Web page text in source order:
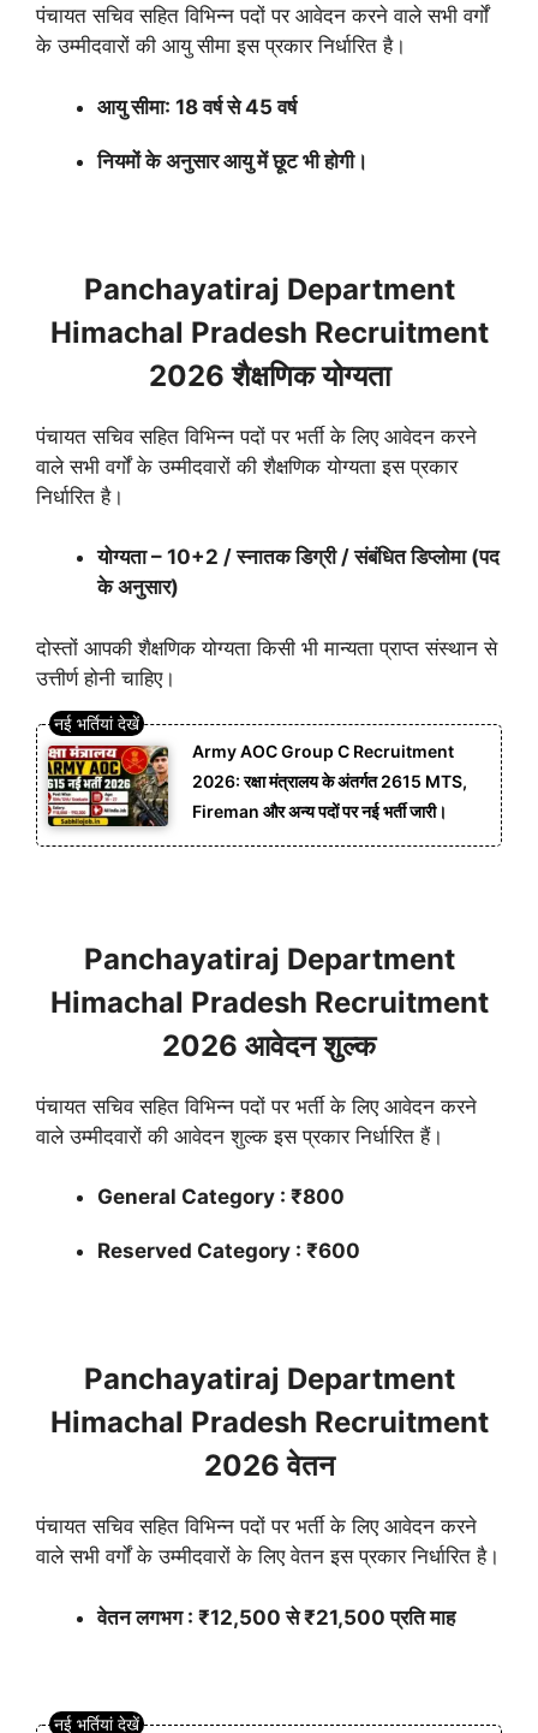
पंचायत सचिव सहित विभिन्न पदों पर आवेदन करने वाले सभी वर्गों
के उम्मीदवारों की आयु सीमा इस प्रकार निर्धारित है।
आयु सीमा: 18 वर्ष से 45 वर्ष
नियमों के अनुसार आयु में छूट भी होगी।
Panchayatiraj Department
Himachal Pradesh Recruitment
2026 शैक्षणिक योग्यता
पंचायत सचिव सहित विभिन्न पदों पर भर्ती के लिए आवेदन करने
वाले सभी वर्गों के उम्मीदवारों की शैक्षणिक योग्यता इस प्रकार
निर्धारित है।
योग्यता – 10+2 / स्नातक डिग्री / संबंधित डिप्लोमा (पद
के अनुसार)
दोस्तों आपकी शैक्षणिक योग्यता किसी भी मान्यता प्राप्त संस्थान से
उत्तीर्ण होनी चाहिए।
Army AOC Group C Recruitment
2026: रक्षा मंत्रालय के अंतर्गत 2615 MTS,
Fireman और अन्य पदों पर नई भर्ती जारी।
Panchayatiraj Department
Himachal Pradesh Recruitment
2026 आवेदन शुल्क
पंचायत सचिव सहित विभिन्न पदों पर भर्ती के लिए आवेदन करने
वाले उम्मीदवारों की आवेदन शुल्क इस प्रकार निर्धारित हैं।
General Category : ₹800
Reserved Category : ₹600
Panchayatiraj Department
Himachal Pradesh Recruitment
2026 वेतन
पंचायत सचिव सहित विभिन्न पदों पर भर्ती के लिए आवेदन करने
वाले सभी वर्गों के उम्मीदवारों के लिए वेतन इस प्रकार निर्धारित है।
वेतन लगभग : ₹12,500 से ₹21,500 प्रति माह